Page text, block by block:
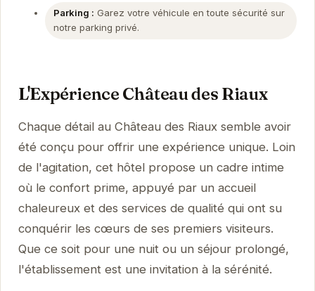
Parking : Garez votre véhicule en toute sécurité sur
notre parking privé.
L'Expérience Château des Riaux
Chaque détail au Château des Riaux semble avoir
été conçu pour offrir une expérience unique. Loin
de l'agitation, cet hôtel propose un cadre intime
où le confort prime, appuyé par un accueil
chaleureux et des services de qualité qui ont su
conquérir les cœurs de ses premiers visiteurs.
Que ce soit pour une nuit ou un séjour prolongé,
l'établissement est une invitation à la sérénité.